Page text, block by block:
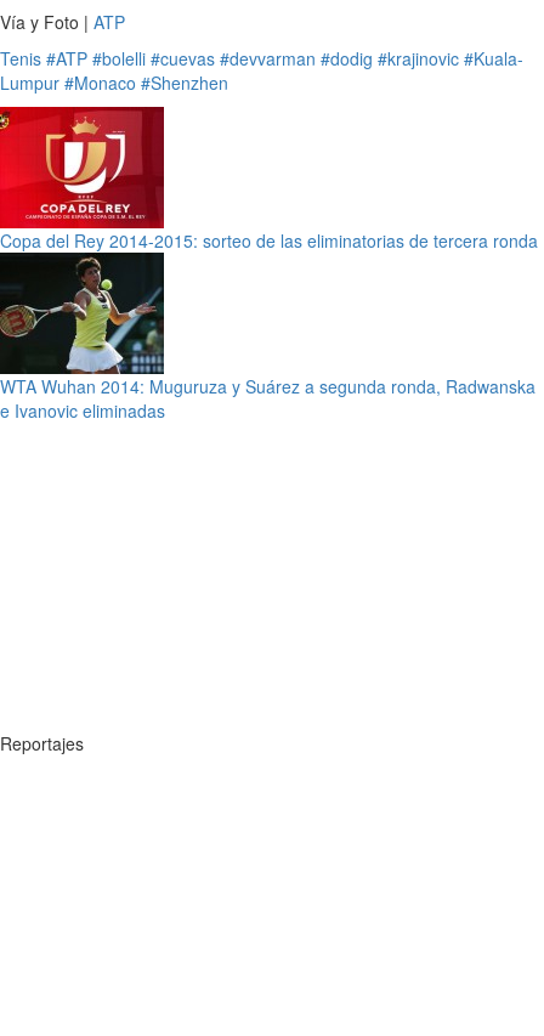
Vía y Foto | ATP
Tenis #ATP #bolelli #cuevas #devvarman #dodig #krajinovic #Kuala-
Lumpur #Monaco #Shenzhen
Copa del Rey 2014-2015: sorteo de las eliminatorias de tercera ronda
WTA Wuhan 2014: Muguruza y Suárez a segunda ronda, Radwanska
e Ivanovic eliminadas
Reportajes